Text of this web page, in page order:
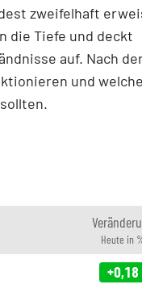
zweifelhaft
die Tiefe und deckt
auf. Nach
und
Heute in
+0,18